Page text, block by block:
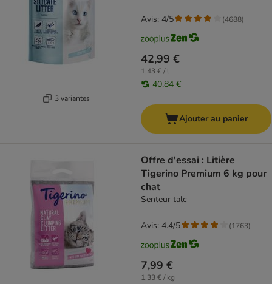
3 variantes
42,99 €
1,43 € / l
40,84 €
Avis: 4/5 (4688)
Ajouter au panier
Offre d'essai : Litière
Tigerino Premium 6 kg pour
chat
Senteur talc
7,99 €
1,33 € / kg
Avis: 4.4/5 (1763)